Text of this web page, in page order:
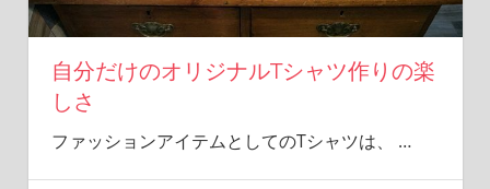
自分だけのオリジナルTシャツ作りの楽
しさ
ファッションアイテムとしてのTシャツは、 …